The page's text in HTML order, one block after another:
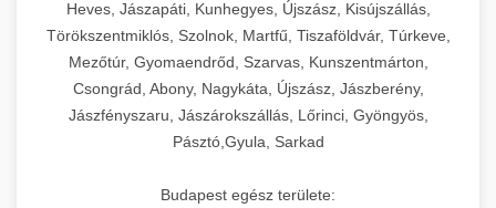
Heves, Jászapáti, Kunhegyes, Újszász, Kisújszállás,
Törökszentmiklós, Szolnok, Martfű, Tiszaföldvár, Túrkeve,
Mezőtúr, Gyomaendrőd, Szarvas, Kunszentmárton,
Csongrád, Abony, Nagykáta, Újszász, Jászberény,
Jászfényszaru, Jászárokszállás, Lőrinci, Gyöngyös,
Pásztó,Gyula, Sarkad
Budapest egész területe: